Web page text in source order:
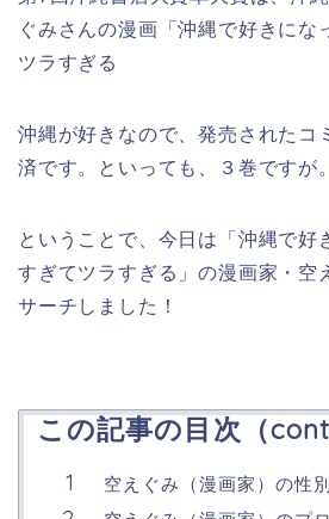
ぐみさんの漫画「沖縄で好きにな
ツラすぎる
沖縄が好きなので、発売されたコ
済です。といっても、３巻ですが
ということで、今日は「沖縄で好
すぎてツラすぎる」の漫画家・空
サーチしました！
この記事の目次（
空えぐみ（漫画家）の性